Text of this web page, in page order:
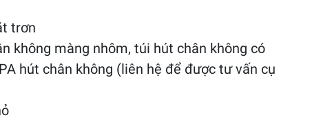
trơn
không màng nhôm, túi hút chân không có
hút chân không (liên hệ để được tư vấn cụ